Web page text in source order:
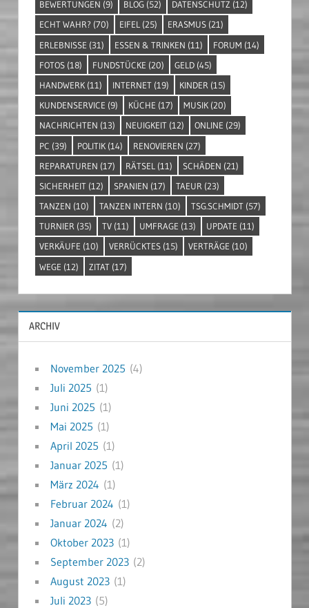
BEWERTUNGEN (9) BLOG (52) DATENSCHUTZ (12)
ECHT WAHR? (70) EIFEL (25) ERASMUS (21)
ERLEBNISSE (31) ESSEN & TRINKEN (11) FORUM (14)
FOTOS (18) FUNDSTÜCKE (20) GELD (45)
HANDWERK (11) INTERNET (19) KINDER (15)
KUNDENSERVICE (9) KÜCHE (17) MUSIK (20)
NACHRICHTEN (13) NEUIGKEIT (12) ONLINE (29)
PC (39) POLITIK (14) RENOVIEREN (27)
REPARATUREN (17) RÄTSEL (11) SCHÄDEN (21)
SICHERHEIT (12) SPANIEN (17) TAEUR (23)
TANZEN (10) TANZEN INTERN (10) TSG.SCHMIDT (57)
TURNIER (35) TV (11) UMFRAGE (13) UPDATE (11)
VERKÄUFE (10) VERRÜCKTES (15) VERTRÄGE (10)
WEGE (12) ZITAT (17)
ARCHIV
November 2025 (4)
Juli 2025 (1)
Juni 2025 (1)
Mai 2025 (1)
April 2025 (1)
Januar 2025 (1)
März 2024 (1)
Februar 2024 (1)
Januar 2024 (2)
Oktober 2023(1)
September 2023(2)
August 2023(1)
Juli 2023(5)